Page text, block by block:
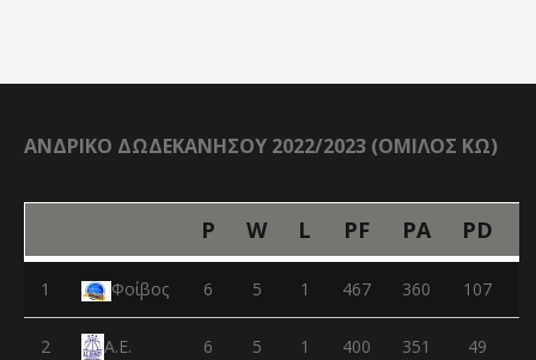
ΑΝΔΡΙΚΟ ΔΩΔΕΚΑΝΗΣΟΥ 2022/2023 (ΟΜΙΛΟΣ ΚΩ)
P W L PF PA PD
1 Φοίβος 6 5 1 467 360 107
2
Α.Ε.
6 5 1 400 351 49